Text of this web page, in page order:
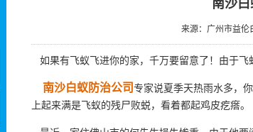
南沙
来源：广州市益伦
如果有飞蚁飞进你的家，千万要留意了！由于飞
南沙白蚁防治公司专家说夏季天热雨水多，
上起来满是飞蚁的残尸败蜕，看着都起鸡皮疙瘩。